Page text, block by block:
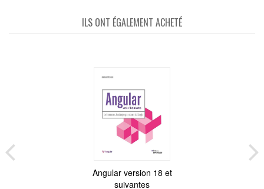
ILS ONT ÉGALEMENT ACHETÉ
Angular version 18 et
suivantes